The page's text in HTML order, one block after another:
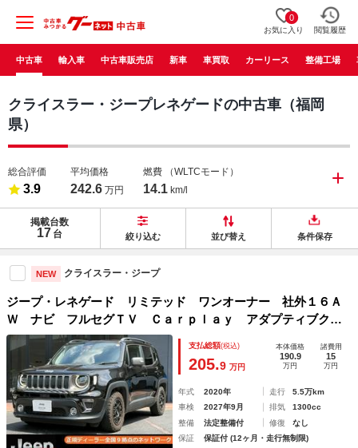
0
お気に入り 閲覧履歴
中古車 輸入車 中古車販売店 新車 車買取 カーリース 整備工場
クライスラー・ジープレネゲードの中古車（福岡
県）
総合評価
3.9
平均価格
242.6 万円
燃費 （WLTCモード）
14.1 km/l
掲載台数
17 台 絞り込む 並び替え 条件保存
NEW クライスラー・ジープ
ジープ・レネゲード リミテッド ワンオーナー 社外１６Ａ
Ｗ ナビ フルセグＴＶ Ｃａｒｐｌａｙ アダプティブクル
ーズコントロール 黒革シート シートヒーター パワーシー
ト ＥＴＣ バックカメラ ＬＥＤヘッドライト ドライブレ
コーダー
支払総額(税込)
205.9 万円
本体価格
190.9
万円
諸費用
15
万円
年式 2020年 走行
5.5万km
車検
2027年9月 排気
1300cc
整備
法定整備付 修復
なし
保証
保証付 (12ヶ月・走行無制限)